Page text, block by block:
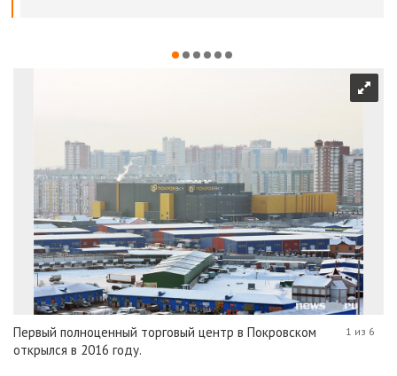
Первый полноценный торговый центр в Покровском
открылся в 2016 году.
1 из 6